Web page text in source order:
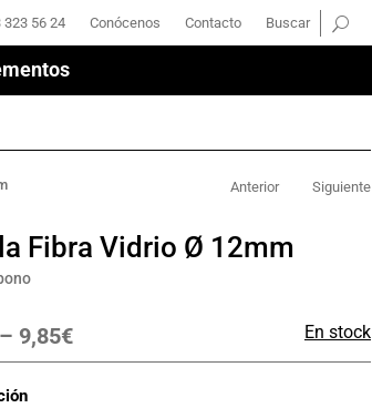
323 56 24 Conócenos Contacto Buscar
323 56 24 Conócenos Contacto Buscar
Anterior Siguiente
Fibra Vidrio Ø 12mm
9,85€ En stock